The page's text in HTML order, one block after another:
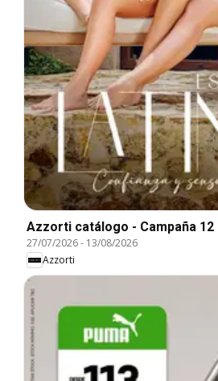
Azzorti catálogo - Campaña 12
27/07/2026- 13/08/2026
Azzorti